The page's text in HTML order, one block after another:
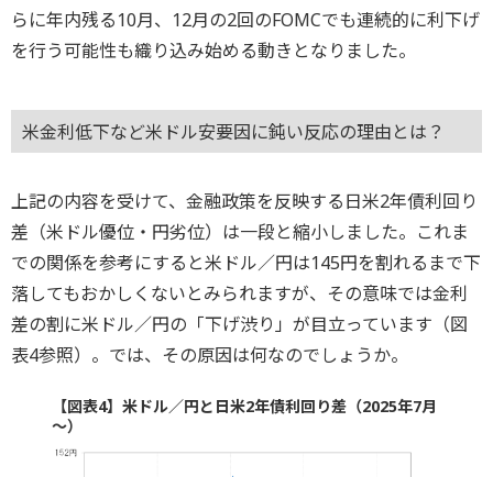
らに年内残る10月、12月の2回のFOMCでも連続的に利下げ
を行う可能性も織り込み始める動きとなりました。
米金利低下など米ドル安要因に鈍い反応の理由とは？
上記の内容を受けて、金融政策を反映する日米2年債利回り
差（米ドル優位・円劣位）は一段と縮小しました。これま
での関係を参考にすると米ドル／円は145円を割れるまで下
落してもおかしくないとみられますが、その意味では金利
差の割に米ドル／円の「下げ渋り」が目立っています（図
表4参照）。では、その原因は何なのでしょうか。
【図表4】米ドル／円と日米2年債利回り差（2025年7月
～）